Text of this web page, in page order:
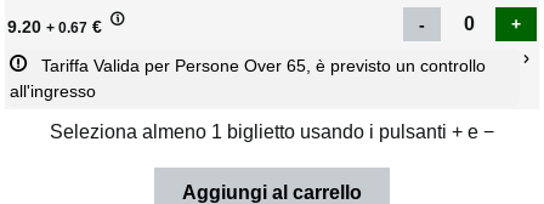
9.20 + 0.67 €
all'ingresso
Seleziona almeno 1 biglietto usando i pulsanti + e −